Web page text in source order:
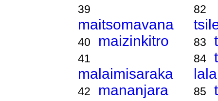
39
maitsomavana
40 maizinkitro
41
malaimisaraka
42 mananjara
82
83
84
85